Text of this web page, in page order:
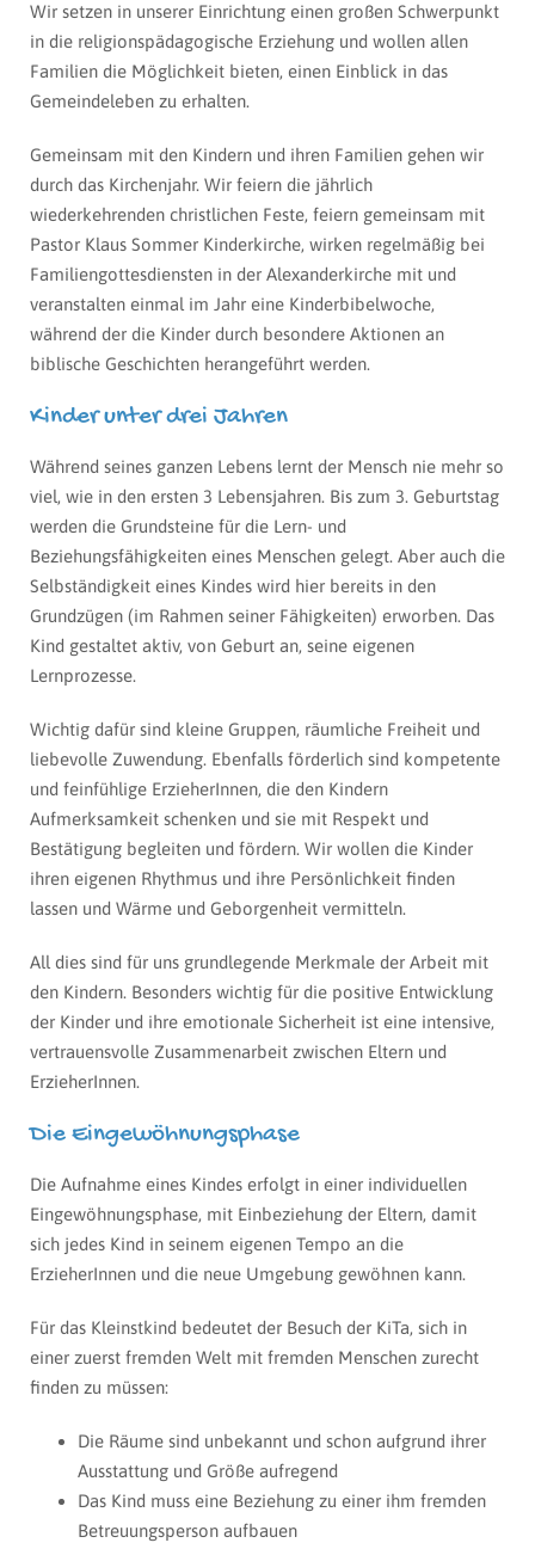
Wir setzen in unserer Einrichtung einen großen Schwerpunkt
in die religionspädagogische Erziehung und wollen allen
Familien die Möglichkeit bieten, einen Einblick in das
Gemeindeleben zu erhalten.
Gemeinsam mit den Kindern und ihren Familien gehen wir
durch das Kirchenjahr. Wir feiern die jährlich
wiederkehrenden christlichen Feste, feiern gemeinsam mit
Pastor Klaus Sommer Kinderkirche, wirken regelmäßig bei
Familiengottesdiensten in der Alexanderkirche mit und
veranstalten einmal im Jahr eine Kinderbibelwoche,
während der die Kinder durch besondere Aktionen an
biblische Geschichten herangeführt werden.
Kinder unter drei Jahren
Während seines ganzen Lebens lernt der Mensch nie mehr so
viel, wie in den ersten 3 Lebensjahren. Bis zum 3. Geburtstag
werden die Grundsteine für die Lern- und
Beziehungsfähigkeiten eines Menschen gelegt. Aber auch die
Selbständigkeit eines Kindes wird hier bereits in den
Grundzügen (im Rahmen seiner Fähigkeiten) erworben. Das
Kind gestaltet aktiv, von Geburt an, seine eigenen
Lernprozesse.
Wichtig dafür sind kleine Gruppen, räumliche Freiheit und
liebevolle Zuwendung. Ebenfalls förderlich sind kompetente
und feinfühlige ErzieherInnen, die den Kindern
Aufmerksamkeit schenken und sie mit Respekt und
Bestätigung begleiten und fördern. Wir wollen die Kinder
ihren eigenen Rhythmus und ihre Persönlichkeit finden
lassen und Wärme und Geborgenheit vermitteln.
All dies sind für uns grundlegende Merkmale der Arbeit mit
den Kindern. Besonders wichtig für die positive Entwicklung
der Kinder und ihre emotionale Sicherheit ist eine intensive,
vertrauensvolle Zusammenarbeit zwischen Eltern und
ErzieherInnen.
Die Eingewöhnungsphase
Die Aufnahme eines Kindes erfolgt in einer individuellen
Eingewöhnungsphase, mit Einbeziehung der Eltern, damit
sich jedes Kind in seinem eigenen Tempo an die
ErzieherInnen und die neue Umgebung gewöhnen kann.
Für das Kleinstkind bedeutet der Besuch der KiTa, sich in
einer zuerst fremden Welt mit fremden Menschen zurecht
finden zu müssen:
Die Räume sind unbekannt und schon aufgrund ihrer
Ausstattung und Größe aufregend
Das Kind muss eine Beziehung zu einer ihm fremden
Betreuungsperson aufbauen